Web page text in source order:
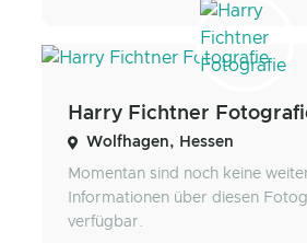
Harry Fichtner
Wolfhagen, Hessen
Momentan sind noch keine
Informationen über diesen
verfügbar.